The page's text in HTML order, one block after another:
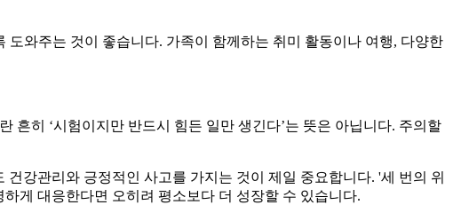
와주는 것이 좋습니다. 가족이 함께하는 취미 활동이나 여행, 다양한
흔히 ‘시험이지만 반드시 힘든 일만 생긴다’는 뜻은 아닙니다. 주의할
강관리와 긍정적인 사고를 가지는 것이 제일 중요합니다. '세 번의 위
게 대응한다면 오히려 평소보다 더 성장할 수 있습니다.